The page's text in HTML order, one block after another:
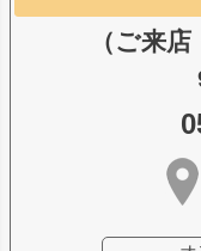
（ご来